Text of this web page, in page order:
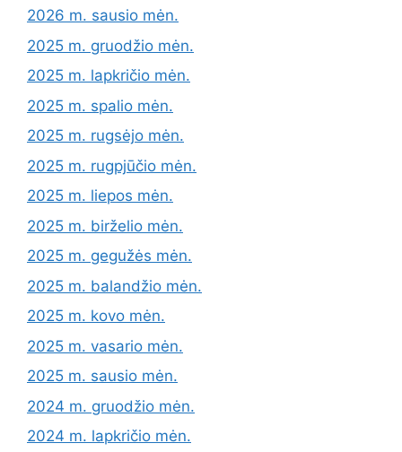
2026 m. sausio mėn.
2025 m. gruodžio mėn.
2025 m. lapkričio mėn.
2025 m. spalio mėn.
2025 m. rugsėjo mėn.
2025 m. rugpjūčio mėn.
2025 m. liepos mėn.
2025 m. birželio mėn.
2025 m. gegužės mėn.
2025 m. balandžio mėn.
2025 m. kovo mėn.
2025 m. vasario mėn.
2025 m. sausio mėn.
2024 m. gruodžio mėn.
2024 m. lapkričio mėn.